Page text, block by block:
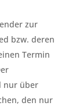
zur
bzw. deren
Termin
nur über
den nur